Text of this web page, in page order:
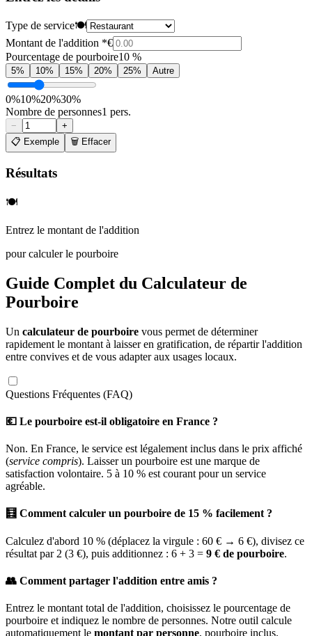
Type de service🍽️
Montant de l'addition *€
Pourcentage de pourboire10 %
5% 10% 15% 20% 25% Autre
0%10%20%30%
Nombre de personnes1 pers.
−
+
📋 Exemple
🗑️ Effacer
Résultats
🍽️
Entrez le montant de l'addition
pour calculer le pourboire
Guide Complet du Calculateur de
Pourboire
Un calculateur de pourboire vous permet de déterminer
rapidement le montant à laisser en gratification, de répartir l'addition
entre convives et de vous adapter aux usages locaux.
Questions Fréquentes (FAQ)
💶 Le pourboire est-il obligatoire en France ?
Non. En France, le service est légalement inclus dans le prix affiché
(service compris). Laisser un pourboire est une marque de
satisfaction volontaire. 5 à 10 % est courant pour un service
agréable.
🧮 Comment calculer un pourboire de 15 % facilement ?
Calculez d'abord 10 % (déplacez la virgule : 60 € → 6 €), divisez ce
résultat par 2 (3 €), puis additionnez : 6 + 3 = 9 € de pourboire.
👥 Comment partager l'addition entre amis ?
Entrez le montant total de l'addition, choisissez le pourcentage de
pourboire et indiquez le nombre de personnes. Notre outil calcule
automatiquement le montant par personne, pourboire inclus.